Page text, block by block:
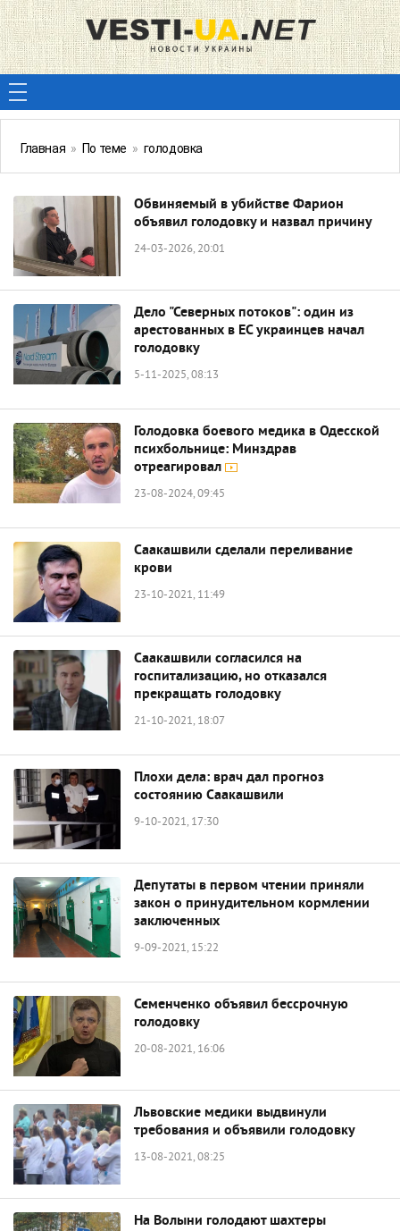
Главная » По теме » голодовка
Обвиняемый в убийстве Фарион
объявил голодовку и назвал причину
24-03-2026, 20:01
Дело "Северных потоков": один из
арестованных в ЕС украинцев начал
голодовку
5-11-2025, 08:13
Голодовка боевого медика в Одесской
психбольнице: Минздрав
отреагировал
23-08-2024, 09:45
Саакашвили сделали переливание
крови
23-10-2021, 11:49
Саакашвили согласился на
госпитализацию, но отказался
прекращать голодовку
21-10-2021, 18:07
Плохи дела: врач дал прогноз
состоянию Саакашвили
9-10-2021, 17:30
Депутаты в первом чтении приняли
закон о принудительном кормлении
заключенных
9-09-2021, 15:22
Семенченко объявил бессрочную
голодовку
20-08-2021, 16:06
Львовские медики выдвинули
требования и объявили голодовку
13-08-2021, 08:25
На Волыни голодают шахтеры